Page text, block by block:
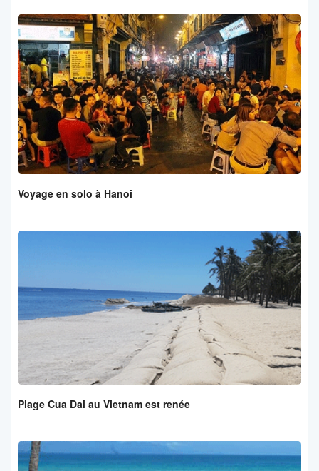
Voyage en solo à Hanoi
Plage Cua Dai au Vietnam est renée